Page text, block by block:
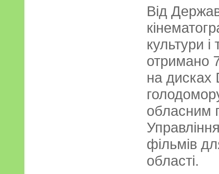
Від
культури
отримано
на дисках
обласним
фільмів
області.